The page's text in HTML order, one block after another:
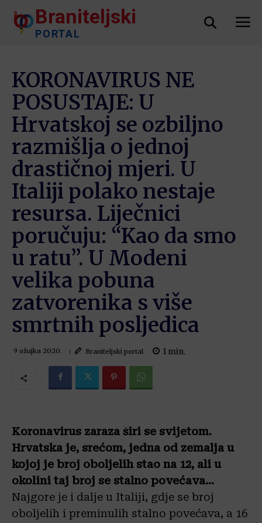
Braniteljski
PORTAL
KORONAVIRUS NE
POSUSTAJE: U
Hrvatskoj se ozbiljno
razmišlja o jednoj
drastičnoj mjeri. U
Italiji polako nestaje
resursa. Liječnici
poručuju: “Kao da smo
u ratu”. U Modeni
velika pobuna
zatvorenika s više
smrtnih posljedica
9 ožujka 2020. Braniteljski portal 1 min.
Koronavirus zaraza širi se svijetom.
Hrvatska je, srećom, jedna od zemalja u
kojoj je broj oboljelih stao na 12, ali u
okolini taj broj se stalno povećava…
Najgore je i dalje u Italiji, gdje se broj
oboljelih i preminulih stalno povećava, a 16